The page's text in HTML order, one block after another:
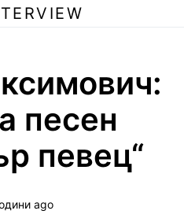
песен
певец“
ago